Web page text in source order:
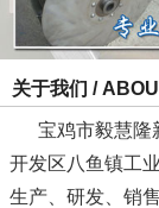
关于我们 /
宝鸡市毅慧隆
开发区八鱼镇工
生产、研发、销